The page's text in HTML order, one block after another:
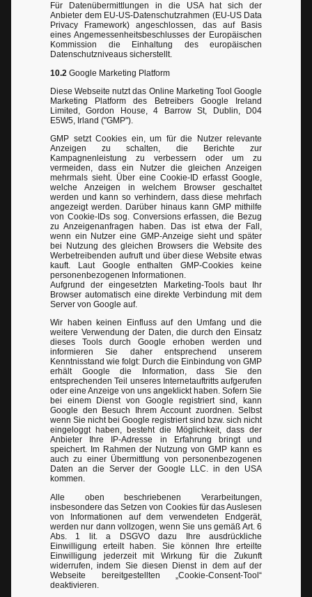
Für Datenübermittlungen in die USA hat sich der
Anbieter dem EU-US-Datenschutzrahmen (EU-US Data
Privacy Framework) angeschlossen, das auf Basis
eines Angemessenheitsbeschlusses der Europäischen
Kommission die Einhaltung des europäischen
Datenschutzniveaus sicherstellt.
10.2 Google Marketing Platform
Diese Webseite nutzt das Online Marketing Tool Google
Marketing Platform des Betreibers Google Ireland
Limited, Gordon House, 4 Barrow St, Dublin, D04
E5W5, Irland ("GMP").
GMP setzt Cookies ein, um für die Nutzer relevante
Anzeigen zu schalten, die Berichte zur
Kampagnenleistung zu verbessern oder um zu
vermeiden, dass ein Nutzer die gleichen Anzeigen
mehrmals sieht. Über eine Cookie-ID erfasst Google,
welche Anzeigen in welchem Browser geschaltet
werden und kann so verhindern, dass diese mehrfach
angezeigt werden. Darüber hinaus kann GMP mithilfe
von Cookie-IDs sog. Conversions erfassen, die Bezug
zu Anzeigenanfragen haben. Das ist etwa der Fall,
wenn ein Nutzer eine GMP-Anzeige sieht und später
bei Nutzung des gleichen Browsers die Website des
Werbetreibenden aufruft und über diese Website etwas
kauft. Laut Google enthalten GMP-Cookies keine
personenbezogenen Informationen.
Aufgrund der eingesetzten Marketing-Tools baut Ihr
Browser automatisch eine direkte Verbindung mit dem
Server von Google auf.
Wir haben keinen Einfluss auf den Umfang und die
weitere Verwendung der Daten, die durch den Einsatz
dieses Tools durch Google erhoben werden und
informieren Sie daher entsprechend unserem
Kenntnisstand wie folgt: Durch die Einbindung von GMP
erhält Google die Information, dass Sie den
entsprechenden Teil unseres Internetauftritts aufgerufen
oder eine Anzeige von uns angeklickt haben. Sofern Sie
bei einem Dienst von Google registriert sind, kann
Google den Besuch Ihrem Account zuordnen. Selbst
wenn Sie nicht bei Google registriert sind bzw. sich nicht
eingeloggt haben, besteht die Möglichkeit, dass der
Anbieter Ihre IP-Adresse in Erfahrung bringt und
speichert. Im Rahmen der Nutzung von GMP kann es
auch zu einer Übermittlung von personenbezogenen
Daten an die Server der Google LLC. in den USA
kommen.
Alle oben beschriebenen Verarbeitungen,
insbesondere das Setzen von Cookies für das Auslesen
von Informationen auf dem verwendeten Endgerät,
werden nur dann vollzogen, wenn Sie uns gemäß Art. 6
Abs. 1 lit. a DSGVO dazu Ihre ausdrückliche
Einwilligung erteilt haben. Sie können Ihre erteilte
Einwilligung jederzeit mit Wirkung für die Zukunft
widerrufen, indem Sie diesen Dienst in dem auf der
Webseite bereitgestellten „Cookie-Consent-Tool“
deaktivieren.